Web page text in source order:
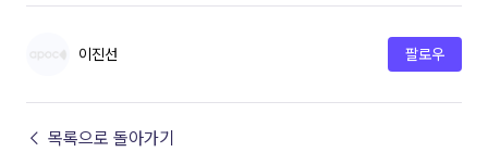
이진선 팔로우
← 목록으로 돌아가기